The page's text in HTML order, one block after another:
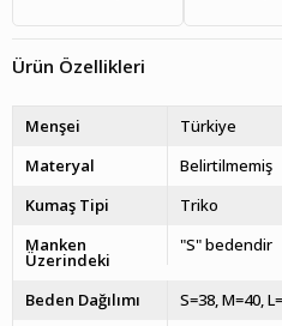
Ürün Özellikleri
Menşei
Türkiye
Materyal
Belirtilmemiş
Kumaş Tipi
Triko
Manken
Üzerindeki
"S" bedendir
Beden Dağılımı
S=38, M=40,